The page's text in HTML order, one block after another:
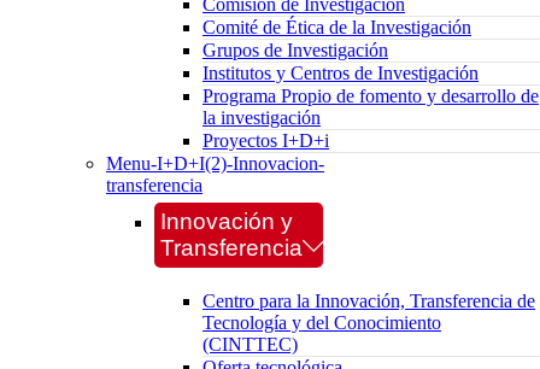
Comisión de Investigación
Comité de Ética de la Investigación
Grupos de Investigación
Institutos y Centros de Investigación
Programa Propio de fomento y desarrollo de
la investigación
Proyectos I+D+i
Menu-I+D+I(2)-Innovacion-
transferencia
Innovación y
Transferencia
Centro para la Innovación, Transferencia de
Tecnología y del Conocimiento
(CINTTEC)